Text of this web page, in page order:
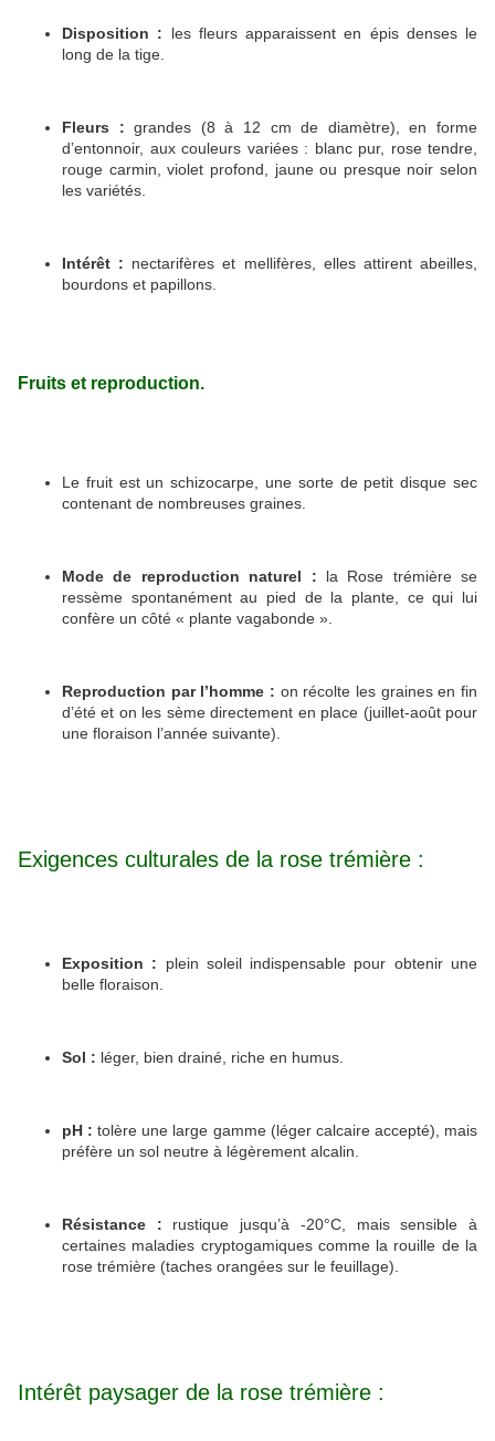
Disposition : les fleurs apparaissent en épis denses le
long de la tige.
Fleurs :grandes (8 à 12 cm de diamètre), en forme
d’entonnoir, aux couleurs variées : blanc pur, rose tendre,
rouge carmin, violet profond, jaune ou presque noir selon
les variétés.
Intérêt : nectarifères et mellifères, elles attirent abeilles,
bourdons et papillons.
Fruits et reproduction.
Le fruit est un schizocarpe, une sorte de petit disque sec
contenant de nombreuses graines.
Mode de reproduction naturel : la Rose trémière se
ressème spontanément au pied de la plante, ce qui lui
confère un côté « plante vagabonde ».
Reproduction par l’homme : on récolte les graines en fin
d’été et on les sème directement en place (juillet-août pour
une floraison l’année suivante).
Exigences culturales de la rose trémière :
Exposition : plein soleil indispensable pour obtenir une
belle floraison.
Sol : léger, bien drainé, riche en humus.
pH : tolère une large gamme (léger calcaire accepté), mais
préfère un sol neutre à légèrement alcalin.
Résistance : rustique jusqu’à -20°C, mais sensible à
certaines maladies cryptogamiques comme la rouille de la
rose trémière (taches orangées sur le feuillage).
Intérêt paysager de la rose trémière :